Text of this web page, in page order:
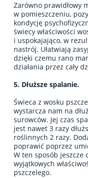
Zarówno prawidłowy
w pomieszczeniu,
kondycję
świecy właściwości
i uspokajająco, w
nastrój. Ułatwiają
dzięki czemu rano
działania przez cały
5. Dłuższe spalanie.
Świeca z wosku
wystarcza nam na
surowców. Jej czas
jest nawet 3 razy
roślinnych 2 razy.
poprawić poprzez
W ten sposób jeszcze
wyjątkowych
pszczelego.